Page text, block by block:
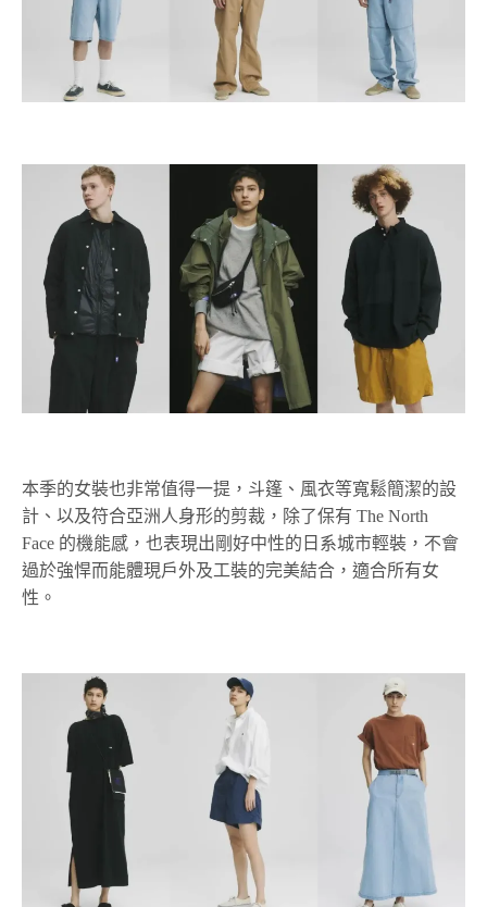
本季的女裝也非常值得一提，斗篷、風衣等寬鬆簡潔的設
計、以及符合亞洲人身形的剪裁，除了保有 The North
Face 的機能感，也表現出剛好中性的日系城市輕裝，不會
過於強悍而能體現戶外及工裝的完美結合，適合所有女
性。